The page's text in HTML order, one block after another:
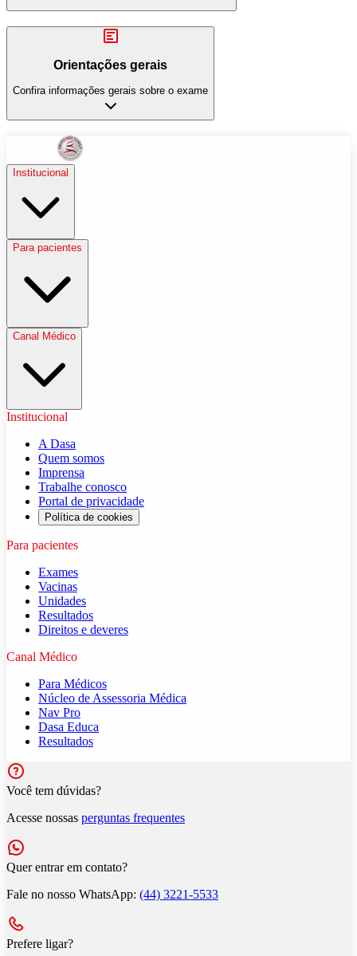
Orientações gerais
Confira informações gerais sobre o exame
Institucional
Para pacientes
Canal Médico
Institucional
A Dasa
Quem somos
Imprensa
Trabalhe conosco
Portal de privacidade
Política de cookies
Para pacientes
Exames
Vacinas
Unidades
Resultados
Direitos e deveres
Canal Médico
Para Médicos
Núcleo de Assessoria Médica
Nav Pro
Dasa Educa
Resultados
Você tem dúvidas?
Acesse nossas perguntas frequentes
Quer entrar em contato?
Fale no nosso WhatsApp: (44) 3221-5533
Prefere ligar?